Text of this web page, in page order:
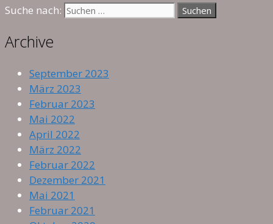
Suche nach:
Archive
September 2023
März 2023
Februar 2023
Mai 2022
April 2022
März 2022
Februar 2022
Dezember 2021
Mai 2021
Februar 2021